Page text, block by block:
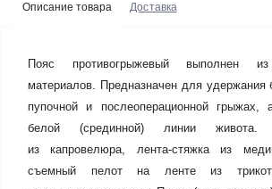
Описание товара Доставка
Пояс противогрыжевый выполнен из
материалов. Предназначен для удержания
пупочной и послеоперационной
белой (срединной) линии живота.
из капровелюра, лента-стяжкаиз
съемный пелот на ленте из